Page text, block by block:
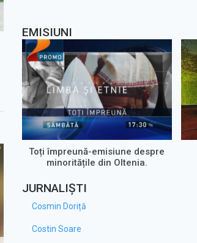
EMISIUNI
Toți împreună-emisiune despre
minoritățile din Oltenia.
JURNALIȘTI
Cosmin Doriță
Costin Soare